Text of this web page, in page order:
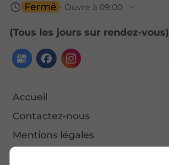
Fermé ⋅ Ouvre à 09:00
(Tous les jours sur rendez-vous)
Accueil
Contactez-nous
Mentions légales